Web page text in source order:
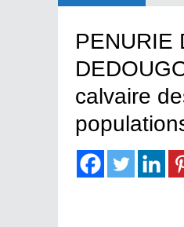
PENURIE
calvaire